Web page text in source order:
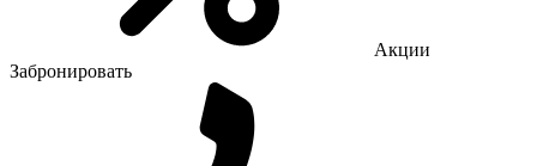
Акции
Забронировать